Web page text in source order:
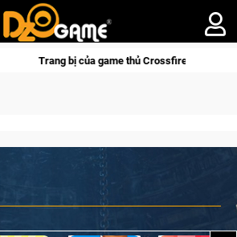
Trang bị của game thủ Crossfire sẽ lộng lẫy ánh